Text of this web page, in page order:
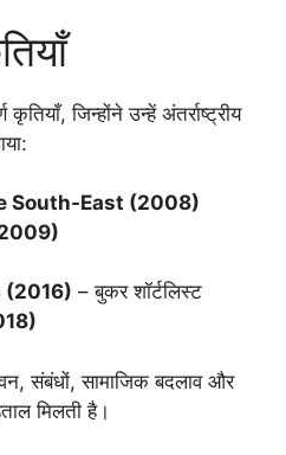
जिन्होंने उन्हें अंतर्राष्ट्रीय
South-East (2008)
(2016) – बुकर शॉर्टलिस्ट
संबंधों, सामाजिक बदलाव और
मिलती है।